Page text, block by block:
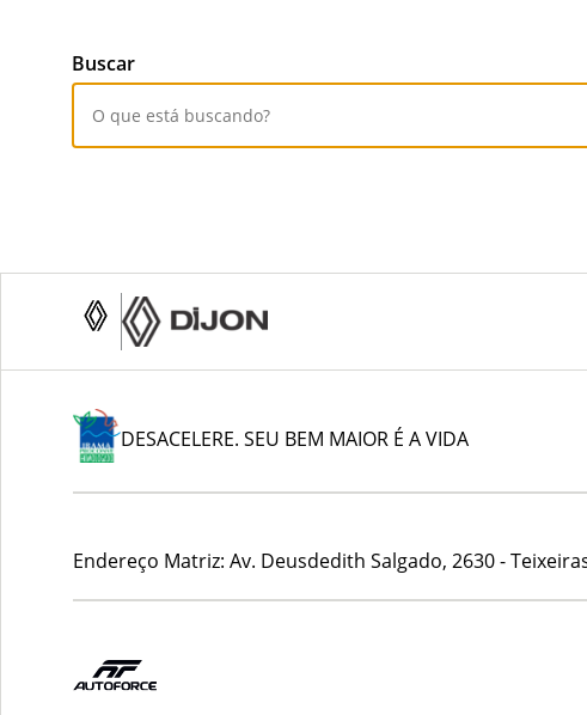
DESACELERE. SEU BEM MAIOR É A VIDA
Endereço Matriz: Av. Deusdedith Salgado, 2630 -